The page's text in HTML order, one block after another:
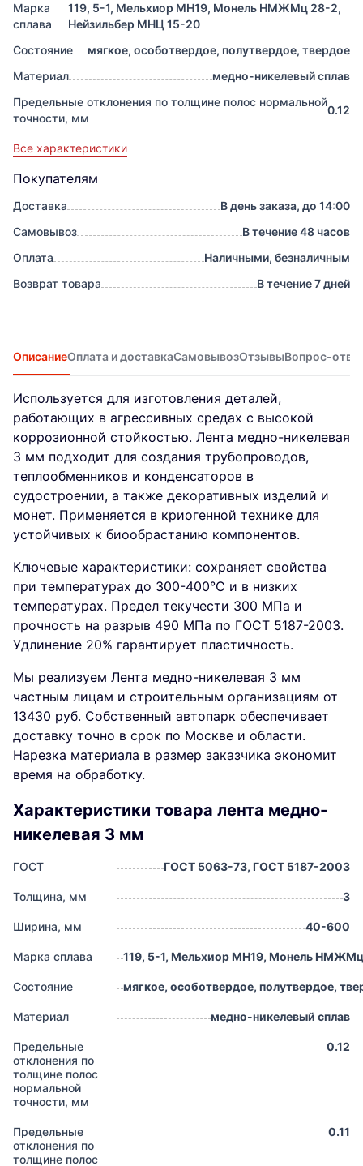
Марка
сплава
119, 5-1, Мельхиор МН19, Монель НМЖМц 28-2,
Нейзильбер МНЦ 15-20
Состояние
мягкое, особотвердое, полутвердое, твердое
Материал
медно-никелевый сплав
Предельные отклонения по толщине полос нормальной
точности, мм
0.12
Все характеристики
Покупателям
Доставка
В день заказа, до 14:00
Самовывоз
В течение 48 часов
Оплата
Наличными, безналичным
Возврат товара
В течение 7 дней
ОписаниеОплата и доставкаСамовывозОтзывыВопрос-
Используется для изготовления деталей,
работающих в агрессивных средах с высокой
коррозионной стойкостью. Лента медно-никелевая
3 мм подходит для создания трубопроводов,
теплообменников и конденсаторов в
судостроении, а также декоративных изделий и
монет. Применяется в криогенной технике для
устойчивых к биообрастанию компонентов.
Ключевые характеристики: сохраняет свойства
при температурах до 300-400°C и в низких
температурах. Предел текучести 300 МПа и
прочность на разрыв 490 МПа по ГОСТ 5187-2003.
Удлинение 20% гарантирует пластичность.
Мы реализуем Лента медно-никелевая 3 мм
частным лицам и строительным организациям от
13430 руб. Собственный автопарк обеспечивает
доставку точно в срок по Москве и области.
Нарезка материала в размер заказчика экономит
время на обработку.
Характеристики товара лента медно-
никелевая 3 мм
ГОСТ ГОСТ 5063-73, ГОСТ 5187-2003
Толщина, мм 3
Ширина, мм 40-600
Марка сплава 119, 5-1, Мельхиор МН19, Монель
Состояние мягкое, особотвердое, полутвердое,
Материал медно-никелевый сплав
Предельные
отклонения по
толщине полос
нормальной
точности, мм
0.12
Предельные
отклонения по
толщине полос
0.11